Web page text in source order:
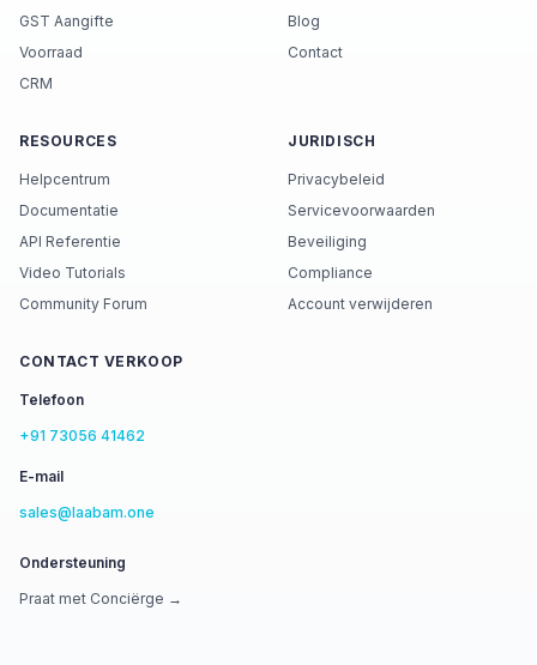
GST Aangifte
Voorraad
CRM
Blog
Contact
RESOURCES
Helpcentrum
Documentatie
API Referentie
Video Tutorials
Community Forum
JURIDISCH
Privacybeleid
Servicevoorwaarden
Beveiliging
Compliance
Account verwijderen
CONTACT VERKOOP
Telefoon
+91 73056 41462
E-mail
sales@laabam.one
Ondersteuning
Praat met Conciërge →